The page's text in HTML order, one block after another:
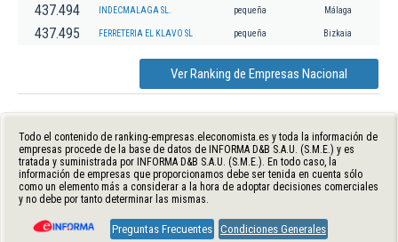
437.494 INDECMALAGA SL. pequeña Málaga
437.495 FERRETERIA EL KLAVO SL pequeña Bizkaia
Ver Ranking de Empresas Nacional
Todo el contenido de ranking-empresas.eleconomista.es y toda la información de
empresas procede de la base de datos de INFORMA D&B S.A.U. (S.M.E.) y es
tratada y suministrada por INFORMA D&B S.A.U. (S.M.E.). En todo caso, la
información de empresas que proporcionamos debe ser tenida en cuenta sólo
como un elemento más a considerar a la hora de adoptar decisiones comerciales
y no debe por tanto determinar las mismas.
Preguntas Frecuentes Condiciones Generales